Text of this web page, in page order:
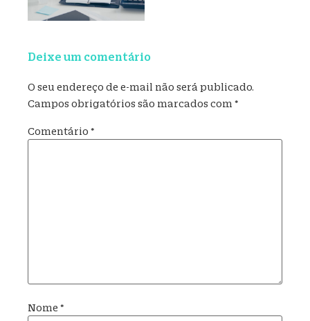
Deixe um comentário
O seu endereço de e-mail não será publicado.
Campos obrigatórios são marcados com *
Comentário *
Nome *